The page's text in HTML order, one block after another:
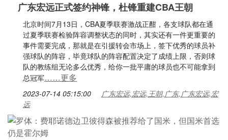
广东宏远正式签约神锋，杜锋重建CBA王朝
北京时间7月13日，CBA夏季联赛激战正酣，各支球队都在通
过夏季联赛检验阵容调整状态的同时，其实还有一件更重要的
事件需要完成，那就是在引援转会市场上，签下优秀的球员补
强球队的阵容，毕竟球队的阵容配置决定了成绩上限，否则球
队的教练组无论多么优秀，给你一批平庸的球员也不可能拿到
总冠军……更多
2023-07-14 05:15:00
广东宏远,宏远,王朝,广东,广东宏远,宏
远